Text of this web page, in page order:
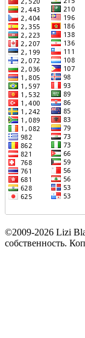
©2009-2026 Lizi
собственность.